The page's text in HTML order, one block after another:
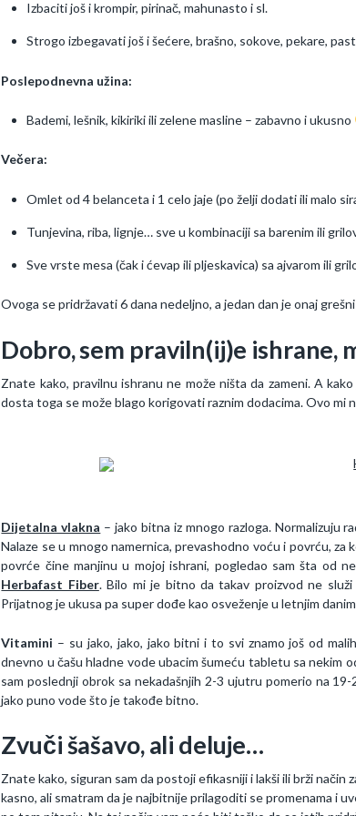
Izbaciti još i krompir, pirinač, mahunasto i sl.
Strogo izbegavati još i šećere, brašno, sokove, pekare,
Poslepodnevna užina:
Bademi, lešnik, kikiriki ili zelene masline – zabavno i ukusno
Večera:
Omlet od 4 belanceta i 1 celo jaje (po želji dodati ili malo
Tunjevina, riba, lignje… sve u kombinaciji sa barenim ili
Sve vrste mesa (čak i ćevap ili pljeskavica) sa ajvarom ili
Ovoga se pridržavati 6 dana nedeljno, a jedan dan je onaj
Dobro, sem praviln(ij)e ishrane,
Znate kako, pravilnu ishranu ne može ništa da zameni. A
dosta toga se može blago korigovati raznim dodacima. Ovo mi
Dijetalna vlakna – jako bitna iz mnogo razloga. Normalizuju
Nalaze se u mnogo namernica, prevashodno voću i povrću,
povrće čine manjinu u mojoj ishrani, pogledao sam šta od
Herbafast Fiber. Bilo mi je bitno da takav proizvod ne služi
Prijatnog je ukusa pa super dođe kao osveženje u letnjim
Vitamini – su jako, jako, jako bitni i to svi znamo još od
dnevno u čašu hladne vode ubacim šumeću tabletu sa nekim
sam poslednji obrok sa nekadašnjih 2-3 ujutru pomerio na
jako puno vode što je takođe bitno.
Zvuči šašavo, ali deluje…
Znate kako, siguran sam da postoji efikasniji i lakši ili brži
kasno, ali smatram da je najbitnije prilagoditi se promenama i